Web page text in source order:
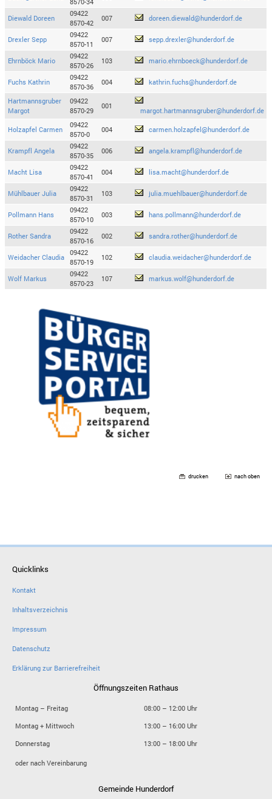
Diewald Doreen
09422
8570-42
007 doreen.diewald@hunderdorf.de
Drexler Sepp
09422
8570-11
007 sepp.drexler@hunderdorf.de
Ehrnböck Mario
09422
8570-26
103 mario.ehrnboeck@hunderdorf.de
Fuchs Kathrin
09422
8570-36
004 kathrin.fuchs@hunderdorf.de
Hartmannsgruber
Margot
09422
8570-29
001
margot.hartmannsgruber@hunderdorf.de
Holzapfel Carmen
09422
8570-0
004 carmen.holzapfel@hunderdorf.de
Krampfl Angela
09422
8570-35
006 angela.krampfl@hunderdorf.de
Macht Lisa
09422
8570-41
004 lisa.macht@hunderdorf.de
Mühlbauer Julia
09422
8570-31
103 julia.muehlbauer@hunderdorf.de
Pollmann Hans
09422
8570-10
003 hans.pollmann@hunderdorf.de
Rother Sandra
09422
8570-16
002 sandra.rother@hunderdorf.de
Weidacher Claudia
09422
8570-19
102 claudia.weidacher@hunderdorf.de
Wolf Markus
09422
8570-23
107 markus.wolf@hunderdorf.de
drucken nach oben
Quicklinks
Kontakt
Inhaltsverzeichnis
Impressum
Datenschutz
Erklärung zur Barrierefreiheit
Öffnungszeiten Rathaus
Montag – Freitag
08:00 – 12:00 Uhr
Montag + Mittwoch
13:00 – 16:00 Uhr
Donnerstag
13:00 – 18:00 Uhr
oder nach Vereinbarung
Gemeinde Hunderdorf